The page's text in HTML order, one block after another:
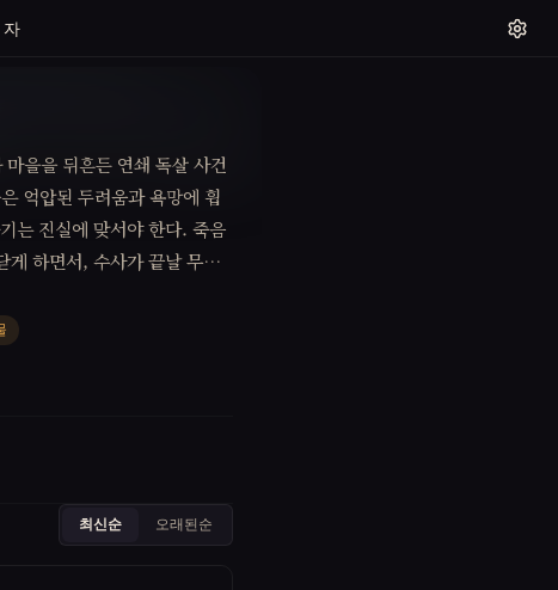
자
을을 뒤흔든 연쇄 독살 사건
억압된 두려움과 욕망에 휩
는 진실에 맞서야 한다. 죽음
게 하면서, 수사가 끝날 무렵
최신순 오래된순